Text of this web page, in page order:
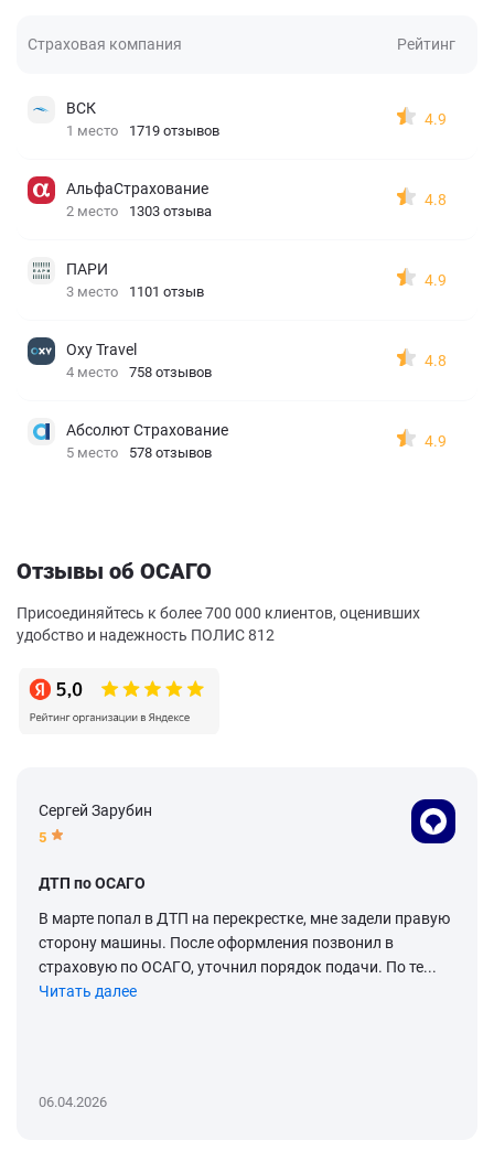
Страховая компания Рейтинг
ВСК
1 место 1719 отзывов
4.9
АльфаСтрахование
2 место 1303 отзыва
4.8
ПАРИ
3 место 1101 отзыв
4.9
Oxy Travel
4 место 758 отзывов
4.8
Абсолют Страхование
5 место 578 отзывов
4.9
Отзывы об ОСАГО
Присоединяйтесь к более 700 000 клиентов, оценивших
удобство и надежность ПОЛИС 812
Сергей Зарубин
5
ДТП по ОСАГО
В марте попал в ДТП на перекрестке, мне задели правую
сторону машины. После оформления позвонил в
страховую по ОСАГО, уточнил порядок подачи. По те...
Читать далее
06.04.2026